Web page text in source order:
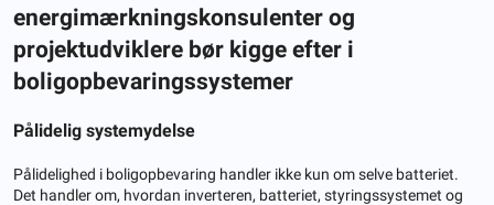
energimærkningskonsulenter og
projektudviklere bør kigge efter i
boligopbevaringssystemer
Pålidelig systemydelse
Pålidelighed i boligopbevaring handler ikke kun om selve batteriet.
Det handler om, hvordan inverteren, batteriet, styringssystemet og